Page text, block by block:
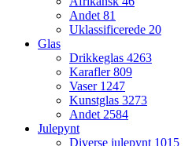
Andet 81
Uklassificerede 20
Glas
Drikkeglas 4263
Karafler809
Vaser 1247
Kunstglas 3273
Andet 2584
Julepynt
Diverse julepynt 1015